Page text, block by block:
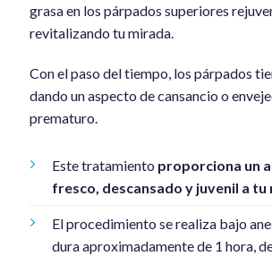
grasa en los párpados superiores
revitalizando tu mirada.
Con el paso del tiempo, los párpados
dando un aspecto de cansancio o
prematuro.
Este tratamiento proporciona un
fresco, descansado y juvenil a tu
El procedimiento se realiza bajo
dura aproximadamente de 1 hora,